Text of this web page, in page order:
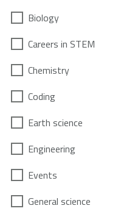
Biology
Careers in STEM
Chemistry
Coding
Earth science
Engineering
Events
General science